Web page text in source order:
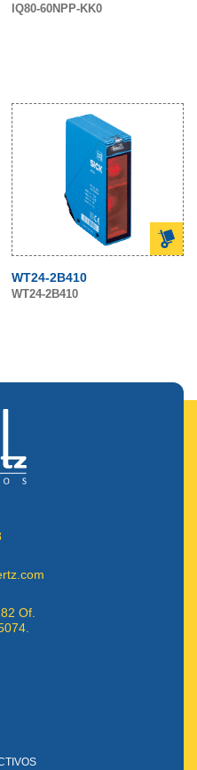
IQ80-60NPP-KK0
WT24-2B410
WT24-2B410
Of.